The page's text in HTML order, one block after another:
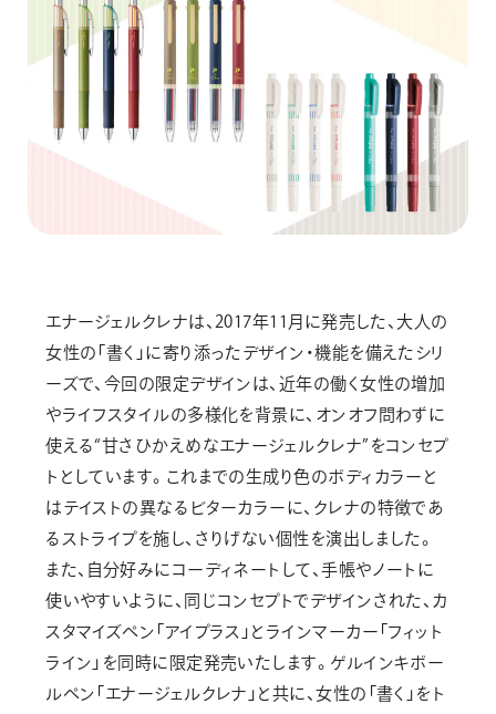
エナージェルクレナは、2017年11月に発売した、大人の
女性の「書く」に寄り添ったデザイン・機能を備えたシリ
ーズで、今回の限定デザインは、近年の働く女性の増加
やライフスタイルの多様化を背景に、オンオフ問わずに
使える“甘さひかえめなエナージェルクレナ”をコンセプ
トとしています。これまでの生成り色のボディカラーと
はテイストの異なるビターカラーに、クレナの特徴であ
るストライプを施し、さりげない個性を演出しました。
また、自分好みにコーディネートして、手帳やノートに
使いやすいように、同じコンセプトでデザインされた、カ
スタマイズペン「アイプラス」とラインマーカー「フィット
ライン」を同時に限定発売いたします。ゲルインキボー
ルペン「エナージェルクレナ」と共に、女性の「書く」をト